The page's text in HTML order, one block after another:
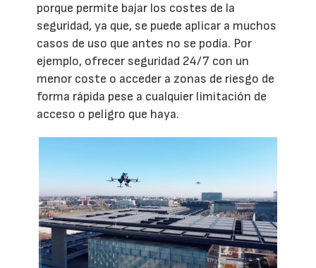
porque permite bajar los costes de la
seguridad, ya que, se puede aplicar a muchos
casos de uso que antes no se podía. Por
ejemplo, ofrecer seguridad 24/7 con un
menor coste o acceder a zonas de riesgo de
forma rápida pese a cualquier limitación de
acceso o peligro que haya.